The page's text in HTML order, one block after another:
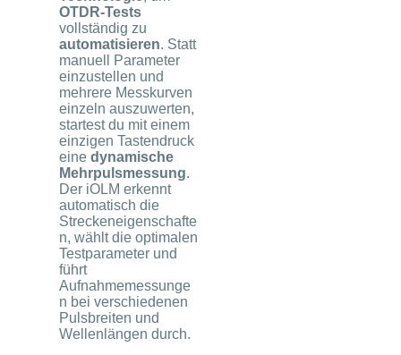
OTDR-Tests
vollständig zu
automatisieren. Statt
manuell Parameter
einzustellen und
mehrere Messkurven
einzeln auszuwerten,
startest du mit einem
einzigen Tastendruck
eine dynamische
Mehrpulsmessung.
Der iOLM erkennt
automatisch die
Streckeneigenschafte
n, wählt die optimalen
Testparameter und
führt
Aufnahmemessunge
n bei verschiedenen
Pulsbreiten und
Wellenlängen durch.